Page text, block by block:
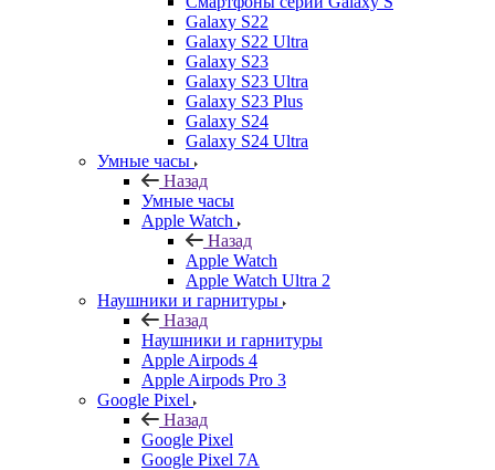
Galaxy S22
Galaxy S22 Ultra
Galaxy S23
Galaxy S23 Ultra
Galaxy S23 Plus
Galaxy S24
Galaxy S24 Ultra
Умные часы
Назад
Умные часы
Apple Watch
Назад
Apple Watch
Apple Watch Ultra 2
Наушники и гарнитуры
Назад
Наушники и гарнитуры
Apple Airpods 4
Apple Airpods Pro 3
Google Pixel
Назад
Google Pixel
Google Pixel 7А